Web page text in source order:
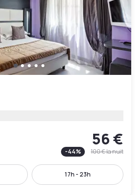
56 €
-44% 100 €la nuit
17h - 23h